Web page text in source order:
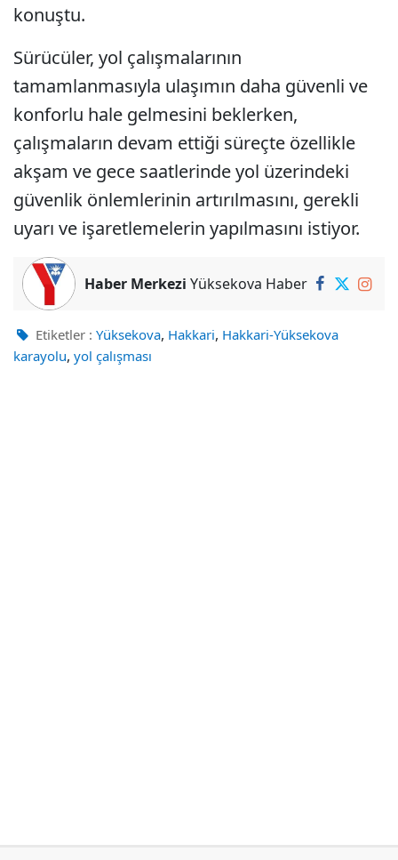
konuştu.
Sürücüler, yol çalışmalarının
tamamlanmasıyla ulaşımın daha güvenli ve
konforlu hale gelmesini beklerken,
çalışmaların devam ettiği süreçte özellikle
akşam ve gece saatlerinde yol üzerindeki
güvenlik önlemlerinin artırılmasını, gerekli
uyarı ve işaretlemelerin yapılmasını istiyor.
Haber Merkezi Yüksekova Haber
Etiketler : Yüksekova, Hakkari, Hakkari-Yüksekova
karayolu, yol çalışması